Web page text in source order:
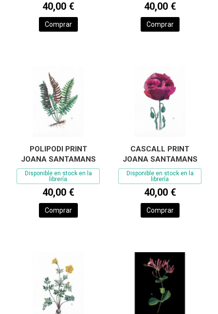
40,00 €
Comprar
40,00 €
Comprar
POLIPODI PRINT
JOANA SANTAMANS
Disponible en stock en la
librería
40,00 €
Comprar
CASCALL PRINT
JOANA SANTAMANS
Disponible en stock en la
librería
40,00 €
Comprar